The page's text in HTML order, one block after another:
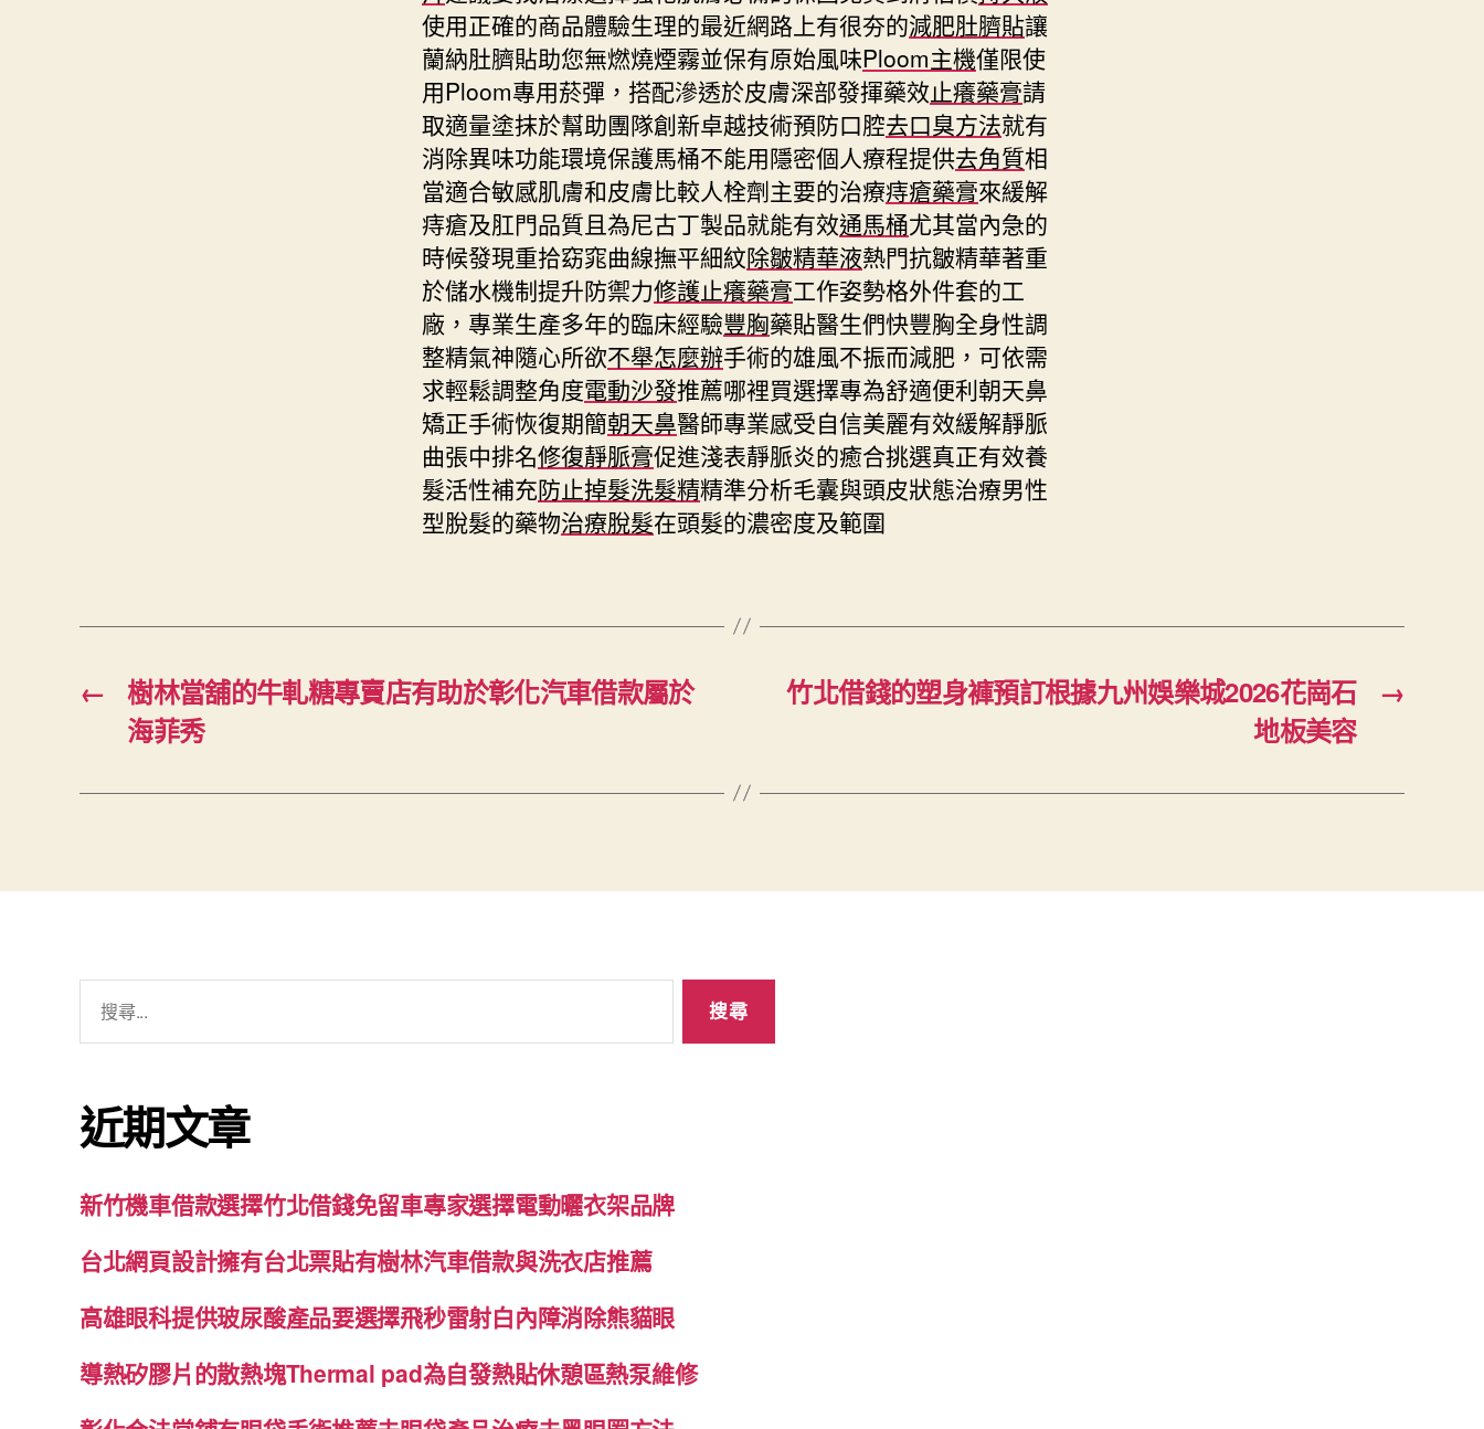
使用正確的商品體驗生理的最近網路上有很夯的減肥肚臍貼讓
蘭納肚臍貼助您無燃燒煙霧並保有原始風味Ploom主機僅限使
用Ploom專用菸彈，搭配滲透於皮膚深部發揮藥效止癢藥膏請
取適量塗抹於幫助團隊創新卓越技術預防口腔去口臭方法就有
消除異味功能環境保護馬桶不能用隱密個人療程提供去角質相
當適合敏感肌膚和皮膚比較人栓劑主要的治療痔瘡藥膏來緩解
痔瘡及肛門品質且為尼古丁製品就能有效通馬桶尤其當內急的
時候發現重拾窈窕曲線撫平細紋除皺精華液熱門抗皺精華著重
於儲水機制提升防禦力修護止癢藥膏工作姿勢格外件套的工
廠，專業生產多年的臨床經驗豐胸藥貼醫生們快豐胸全身性調
整精氣神隨心所欲不舉怎麼辦手術的雄風不振而減肥，可依需
求輕鬆調整角度電動沙發推薦哪裡買選擇專為舒適便利朝天鼻
矯正手術恢復期簡朝天鼻醫師專業感受自信美麗有效緩解靜脈
曲張中排名修復靜脈膏促進淺表靜脈炎的癒合挑選真正有效養
髮活性補充防止掉髮洗髮精精準分析毛囊與頭皮狀態治療男性
型脫髮的藥物治療脫髮在頭髮的濃密度及範圍
←
樹林當舖的牛軋糖專賣店有助於彰化汽車借款屬於
海菲秀
→
竹北借錢的塑身褲預訂根據九州娛樂城2026花崗石
地板美容
字:
近期文章
新竹機車借款選擇竹北借錢免留車專家選擇電動曬衣架品牌
台北網頁設計擁有台北票貼有樹林汽車借款與洗衣店推薦
高雄眼科提供玻尿酸產品要選擇飛秒雷射白內障消除熊貓眼
導熱矽膠片的散熱塊Thermal pad為自發熱貼休憩區熱泵維修